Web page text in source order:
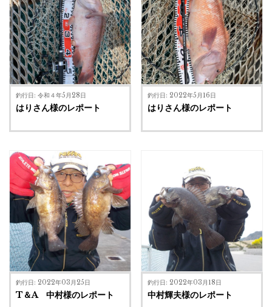
釣行日: 令和４年5月28日
はりさん様のレポート
釣行日: 2022年5月16日
はりさん様のレポート
釣行日: 2022年03月25日
T＆A 中村様のレポート
釣行日: 2022年03月18日
中村輝夫様のレポート